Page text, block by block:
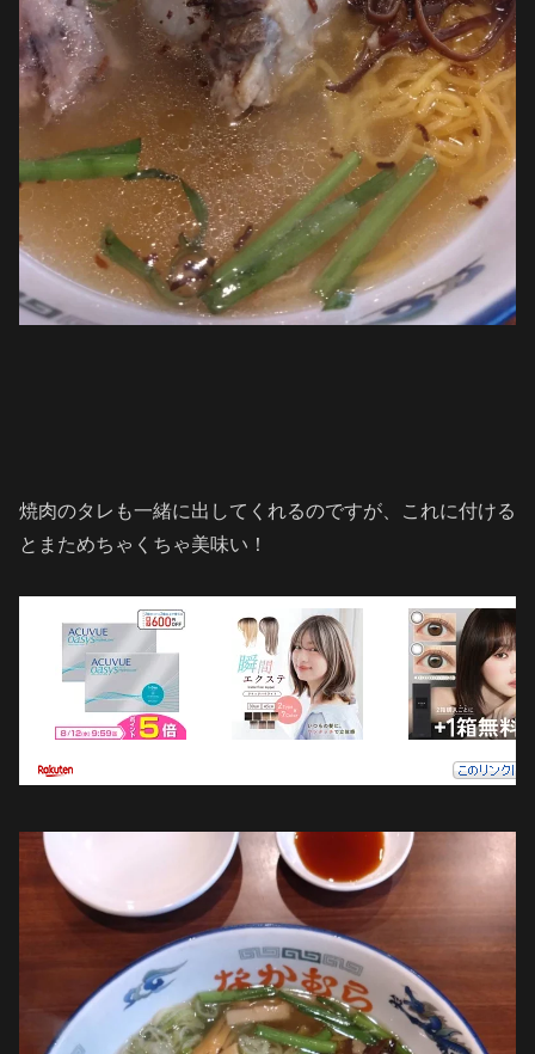
焼肉のタレも一緒に出してくれるのですが、これに付ける
とまためちゃくちゃ美味い！